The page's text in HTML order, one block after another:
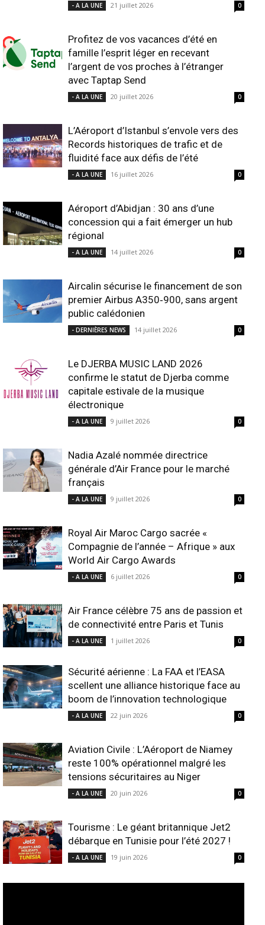
- A LA UNE 21 juillet 2026 0
Profitez de vos vacances d’été en
famille l’esprit léger en recevant
l’argent de vos proches à l’étranger
avec Taptap Send
- A LA UNE 20 juillet 2026 0
L’Aéroport d’Istanbul s’envole vers des
Records historiques de trafic et de
fluidité face aux défis de l’été
- A LA UNE 16 juillet 2026 0
Aéroport d’Abidjan : 30 ans d’une
concession qui a fait émerger un hub
régional
- A LA UNE 14 juillet 2026 0
Aircalin sécurise le financement de son
premier Airbus A350‑900, sans argent
public calédonien
- DERNIÈRES NEWS 14 juillet 2026 0
Le DJERBA MUSIC LAND 2026
confirme le statut de Djerba comme
capitale estivale de la musique
électronique
- A LA UNE 9 juillet 2026 0
Nadia Azalé nommée directrice
générale d’Air France pour le marché
français
- A LA UNE 9 juillet 2026 0
Royal Air Maroc Cargo sacrée «
Compagnie de l’année – Afrique » aux
World Air Cargo Awards
- A LA UNE 6 juillet 2026 0
Air France célèbre 75 ans de passion et
de connectivité entre Paris et Tunis
- A LA UNE 1 juillet 2026 0
Sécurité aérienne : La FAA et l’EASA
scellent une alliance historique face au
boom de l’innovation technologique
- A LA UNE 22 juin 2026 0
Aviation Civile : L’Aéroport de Niamey
reste 100% opérationnel malgré les
tensions sécuritaires au Niger
- A LA UNE 20 juin 2026 0
Tourisme : Le géant britannique Jet2
débarque en Tunisie pour l’été 2027 !
- A LA UNE 19 juin 2026 0